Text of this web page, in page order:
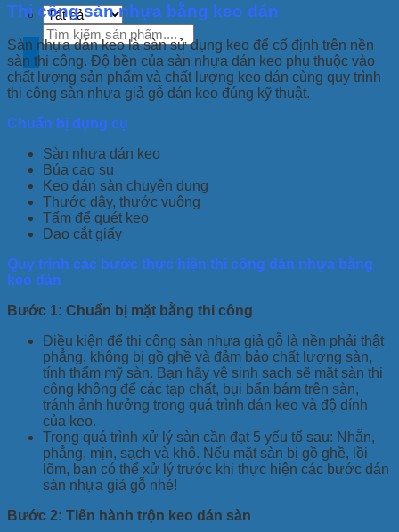
Tìm
kiếm:
Thi công sàn nhựa bằng keo dán
Sàn nhựa dán keo là sàn sử dụng keo để cố định trên nền
sàn thi công. Độ bền của sàn nhựa dán keo phụ thuộc vào
chất lượng sản phẩm và chất lượng keo dán cùng quy trình
thi công sàn nhựa giả gỗ dán keo đúng kỹ thuật.
Chuẩn bị dụng cụ
Sàn nhựa dán keo
Búa cao su
Keo dán sàn chuyên dụng
Thước dây, thước vuông
Tấm để quét keo
Dao cắt giấy
Quy trình các bước thực hiện thi công dàn nhựa bằng
keo dán
Bước 1: Chuẩn bị mặt bằng thi công
Điều kiện để thi công sàn nhựa giả gỗ là nền phải thật
phẳng, không bị gồ ghề và đảm bảo chất lượng sàn,
tính thẩm mỹ sàn. Bạn hãy vệ sinh sạch sẽ mặt sàn thi
công không để các tạp chất, bụi bẩn bám trên sàn,
tránh ảnh hưởng trong quá trình dán keo và độ dính
của keo.
Trong quá trình xử lý sàn cần đạt 5 yếu tố sau: Nhẵn,
phẳng, mịn, sạch và khô. Nếu mặt sàn bị gồ ghề, lồi
lõm, bạn có thể xử lý trước khi thực hiện các bước dán
sàn nhựa giả gỗ nhé!
Bước 2: Tiến hành trộn keo dán sàn